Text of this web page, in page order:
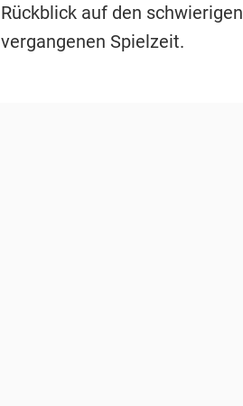
Rückblick auf den
vergangenen Spielzeit.